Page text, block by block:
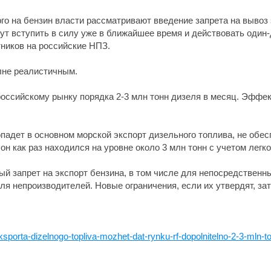
бензин власти рассматривают введение запрета на вывоз
вступить в силу уже в ближайшее время и действовать
на российские НПЗ.
реалистичным.
рынку порядка 2-3 млн тонн дизеля в месяц.
в основном морской экспорт дизельного топлива, не
как раз находился на уровне около 3 млн тонн с учетом
запрет на экспорт бензина, в том числе для
непроизводителей. Новые ограничения, если их утвердят,
dizelnogo-topliva-mozhet-dat-rynku-rf-dopolnitelno-2-3-mln-